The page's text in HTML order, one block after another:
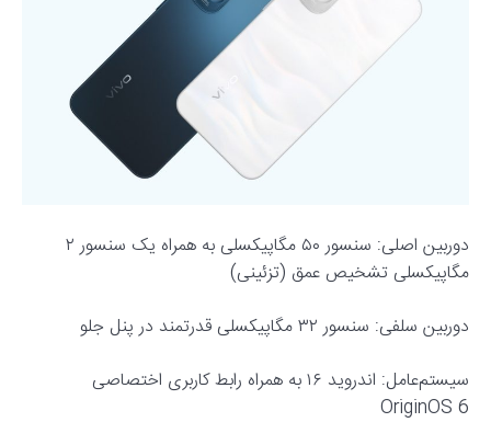
دوربین اصلی: سنسور ۵۰ مگاپیکسلی به همراه یک سنسور ۲
مگاپیکسلی تشخیص عمق (تزئینی)
دوربین سلفی: سنسور ۳۲ مگاپیکسلی قدرتمند در پنل جلو
سیستم‌عامل: اندروید ۱۶ به همراه رابط کاربری اختصاصی
OriginOS 6